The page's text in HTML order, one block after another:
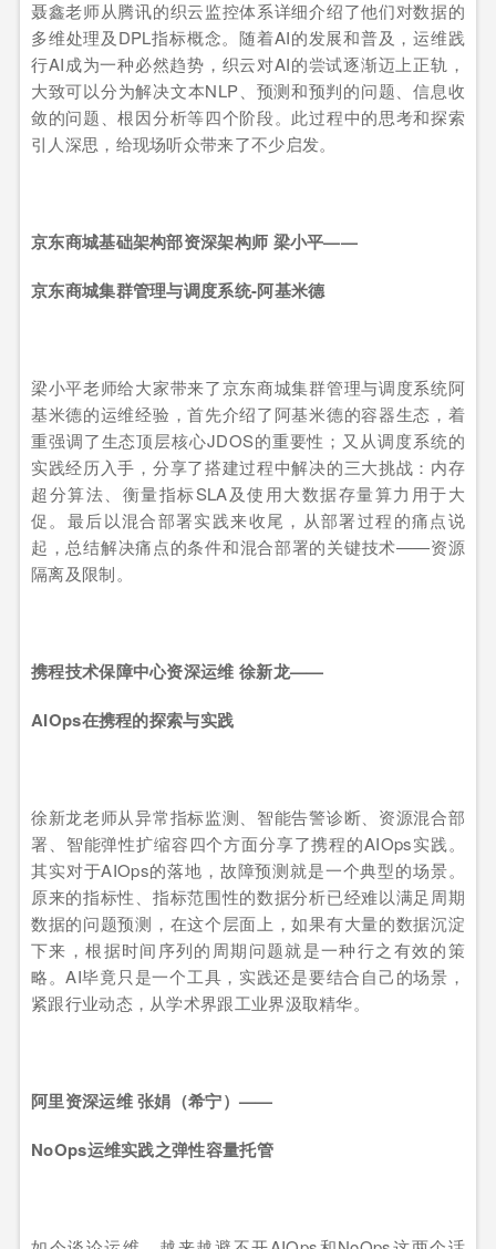
聂鑫老师从腾讯的织云监控体系详细介绍了他们对数据的
多维处理及DPL指标概念。随着AI的发展和普及，运维践
行AI成为一种必然趋势，织云对AI的尝试逐渐迈上正轨，
大致可以分为解决文本NLP、预测和预判的问题、信息收
敛的问题、根因分析等四个阶段。此过程中的思考和探索
引人深思，给现场听众带来了不少启发。
京东商城基础架构部资深架构师 梁小平——
京东商城集群管理与调度系统-阿基米德
梁小平老师给大家带来了京东商城集群管理与调度系统阿
基米德的运维经验，首先介绍了阿基米德的容器生态，着
重强调了生态顶层核心JDOS的重要性；又从调度系统的
实践经历入手，分享了搭建过程中解决的三大挑战：内存
超分算法、衡量指标SLA及使用大数据存量算力用于大
促。最后以混合部署实践来收尾，从部署过程的痛点说
起，总结解决痛点的条件和混合部署的关键技术——资源
隔离及限制。
携程技术保障中心资深运维 徐新龙——
AIOps在携程的探索与实践
徐新龙老师从异常指标监测、智能告警诊断、资源混合部
署、智能弹性扩缩容四个方面分享了携程的AIOps实践。
其实对于AIOps的落地，故障预测就是一个典型的场景。
原来的指标性、指标范围性的数据分析已经难以满足周期
数据的问题预测，在这个层面上，如果有大量的数据沉淀
下来，根据时间序列的周期问题就是一种行之有效的策
略。AI毕竟只是一个工具，实践还是要结合自己的场景，
紧跟行业动态，从学术界跟工业界汲取精华。
阿里资深运维 张娟（希宁）——
NoOps运维实践之弹性容量托管